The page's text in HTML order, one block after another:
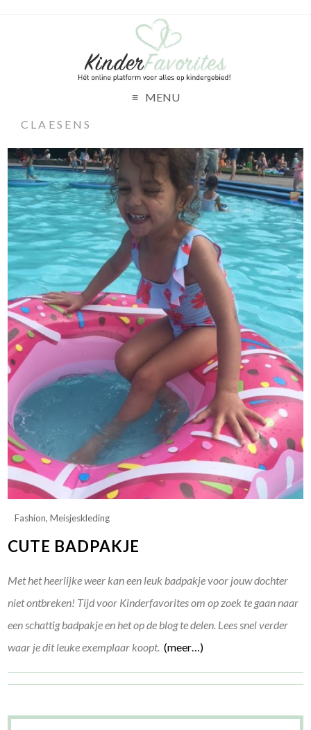
MENU
CLAESENS
Fashion,Meisjeskleding
CUTE BADPAKJE
Met het heerlijke weer kan een leuk badpakje voor jouw dochter
niet ontbreken! Tijd voor Kinderfavorites om op zoek te gaan naar
een schattig badpakje en het op de blog te delen. Lees snel verder
waar je dit leuke exemplaar koopt. (meer…)